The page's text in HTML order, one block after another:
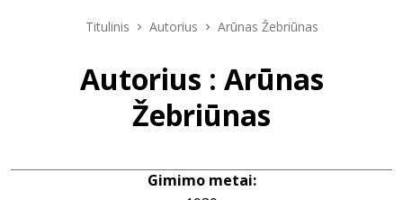
Naujienos
Titulinis Autorius Arūnas Žebriūnas
Autorius : Arūnas
Žebriūnas
Gimimo metai: